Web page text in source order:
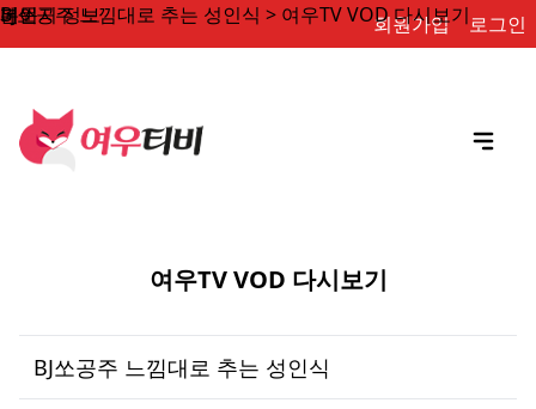
BJ쏘공주 느낌대로 추는 성인식 > 여우TV VOD 다시보기
회원가입 로그인
여우TV VOD 다시보기
BJ쏘공주 느낌대로 추는 성인식
페이지 정보
본문